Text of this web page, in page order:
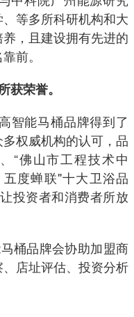
等多所科研机构和大
，且建设拥有先进的
前。
获荣誉。
智能马桶品牌得到了
权威机构的认可，品
“佛山市工程技术中
五度蝉联"十大卫浴品
投资者和消费者所放
桶品牌会协助加盟商
店址评估、投资分析